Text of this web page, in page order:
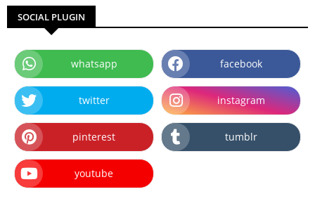
SOCIAL PLUGIN
whatsapp facebook
twitter instagram
pinterest tumblr
youtube